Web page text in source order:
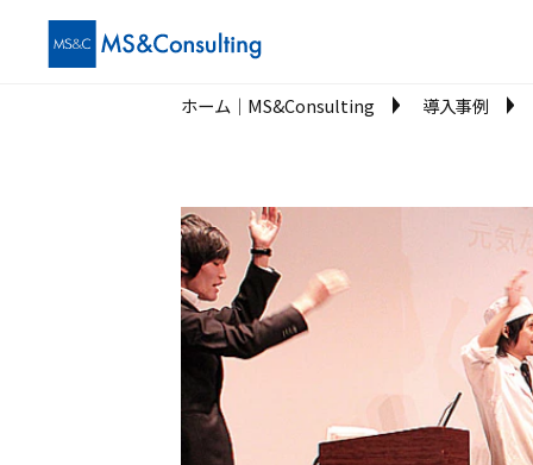
ホーム│MS&Consulting 導入事例